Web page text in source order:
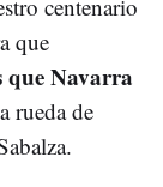
centenario
que
que Navarra
rueda de